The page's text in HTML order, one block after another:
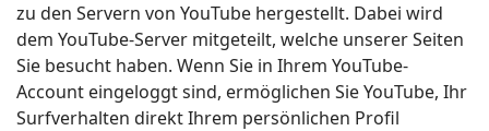
zu den Servern von YouTube hergestellt. Dabei wird
dem YouTube-Server mitgeteilt, welche unserer Seiten
Sie besucht haben. Wenn Sie in Ihrem YouTube-
Account eingeloggt sind, ermöglichen Sie YouTube, Ihr
Surfverhalten direkt Ihrem persönlichen Profil